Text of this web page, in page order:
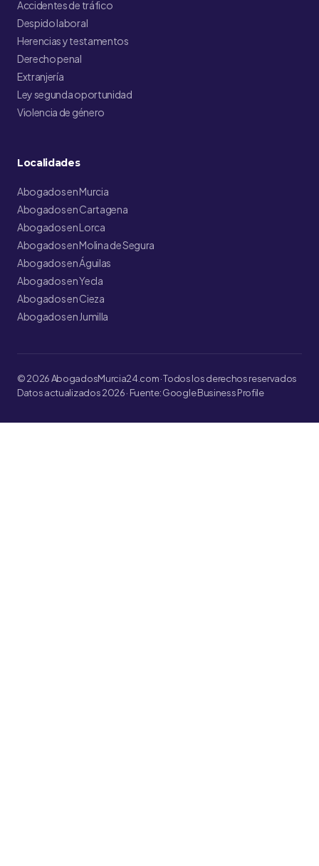
Accidentes de tráfico
Despido laboral
Herencias y testamentos
Derecho penal
Extranjería
Ley segunda oportunidad
Violencia de género
Localidades
Abogados en Murcia
Abogados en Cartagena
Abogados en Lorca
Abogados en Molina de Segura
Abogados en Águilas
Abogados en Yecla
Abogados en Cieza
Abogados en Jumilla
© 2026 AbogadosMurcia24.com · Todos los derechos reservados
Datos actualizados 2026 · Fuente: Google Business Profile